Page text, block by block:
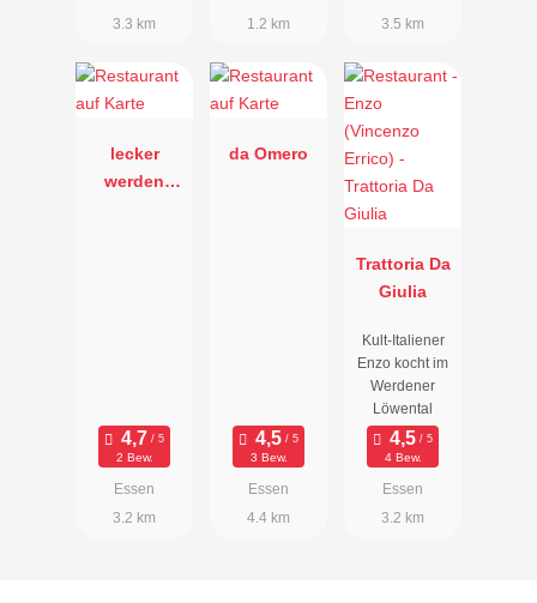
3.3 km
1.2 km
3.5 km
lecker
werden
2 Bew.
Essen
3.2 km
da Omero
3 Bew.
Essen
4.4 km
Trattoria Da
Giulia
Kult-Italiener
Enzo kocht im
Werdener
Löwental
4 Bew.
Essen
3.2 km